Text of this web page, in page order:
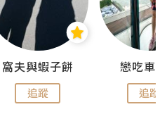
窩夫與蝦子餅
追蹤
戀吃車
追蹤